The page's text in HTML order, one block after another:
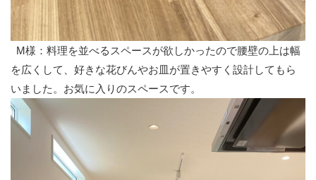
M様：料理を並べるスペースが欲しかったので腰壁の上は幅
を広くして、好きな花びんやお皿が置きやすく設計してもら
いました。お気に入りのスペースです。